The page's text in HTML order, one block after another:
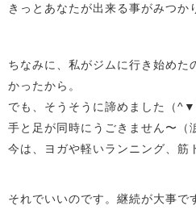
きっとあなたが出来る事がみつか
ちなみに、私がジムに行き始めた
かったから。
でも、そうそうに諦めました（
手と足が同時にうごきません〜（
今は、ヨガや軽いランニング、筋
それでいいのです。継続が大事で